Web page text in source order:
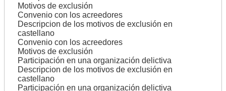
Motivos de exclusión
Convenio con los acreedores
Descripcion de los motivos de exclusión en
castellano
Convenio con los acreedores
Motivos de exclusión
Participación en una organización delictiva
Descripcion de los motivos de exclusión en
castellano
Participación en una organización delictiva